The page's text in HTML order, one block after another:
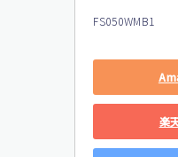
FS050WMB1
楽